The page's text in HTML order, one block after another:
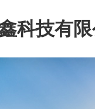
科技有